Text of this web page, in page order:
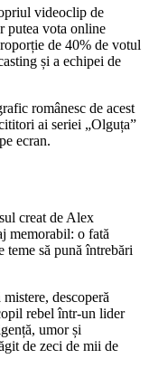
videoclip de
putea vota online
de 40% de votul
și a echipei de
românesc de acest
ai seriei „Olguța”
ecran.
creat de Alex
memorabil: o fată
teme să pună întrebări
descoperă
rebel într-un lider
umor și
de zeci de mii de